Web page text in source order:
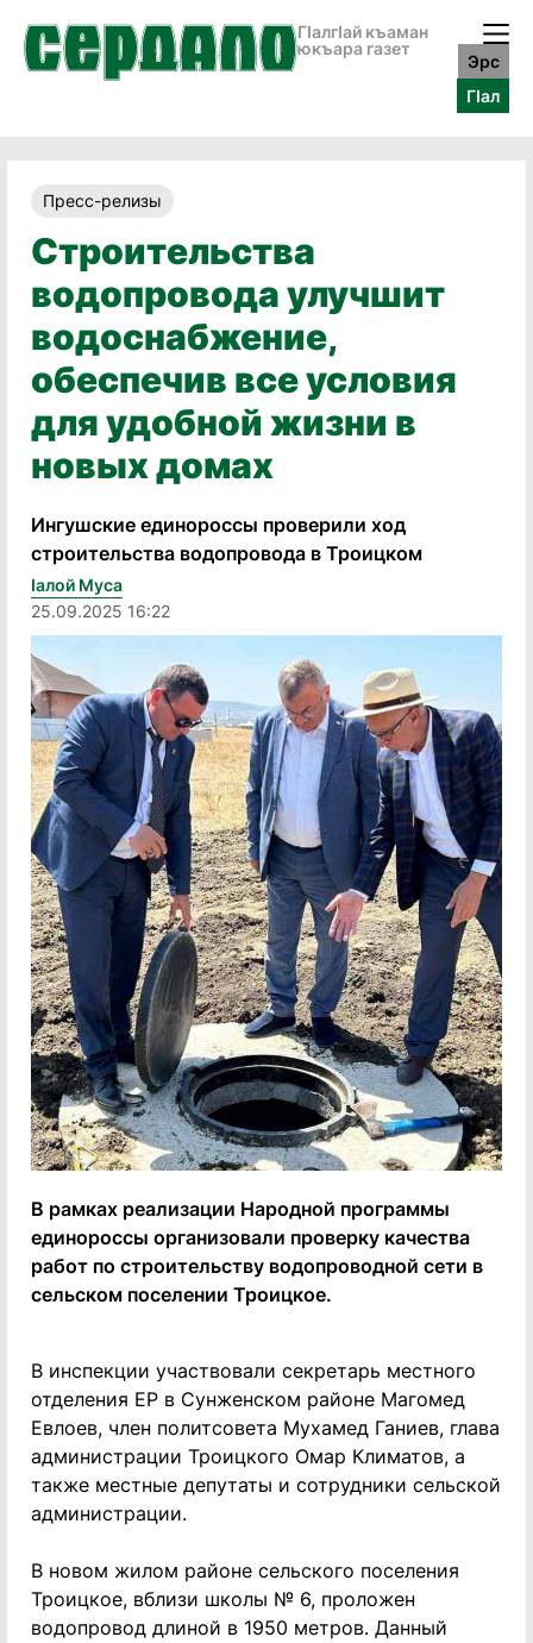
ГӀалгӀай къаман
юкъара газет
Эрс
ГӀал
Пресс-релизы
Строительства
водопровода улучшит
водоснабжение,
обеспечив все условия
для удобной жизни в
новых домах
Ингушские единороссы проверили ход
строительства водопровода в Троицком
Iалой Муса
25.09.2025 16:22
В рамках реализации Народной программы
единороссы организовали проверку качества
работ по строительству водопроводной сети в
сельском поселении Троицкое.
В инспекции участвовали секретарь местного
отделения ЕР в Сунженском районе Магомед
Евлоев, член политсовета Мухамед Ганиев, глава
администрации Троицкого Омар Климатов, а
также местные депутаты и сотрудники сельской
администрации.
В новом жилом районе сельского поселения
Троицкое, вблизи школы № 6, проложен
водопровод длиной в 1950 метров. Данный